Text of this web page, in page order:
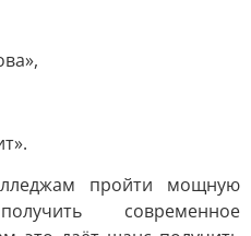
пройти мощную
современное